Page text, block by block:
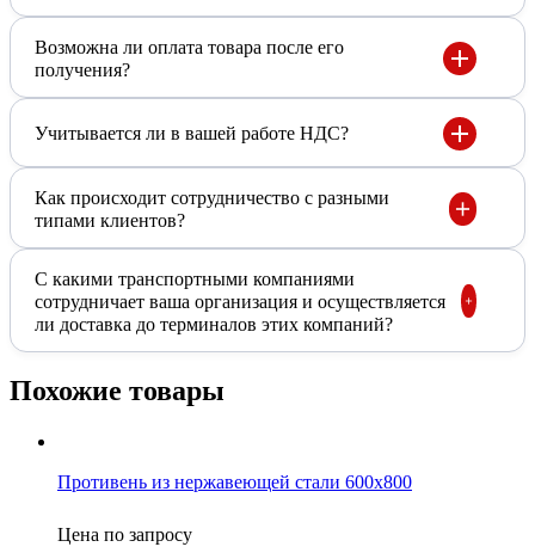
Возможна ли оплата товара после его
получения?
Учитывается ли в вашей работе НДС?
Как происходит сотрудничество с разными
типами клиентов?
С какими транспортными компаниями
сотрудничает ваша организация и осуществляется
ли доставка до терминалов этих компаний?
Похожие товары
Противень из нержавеющей стали 600х800
Цена по запросу